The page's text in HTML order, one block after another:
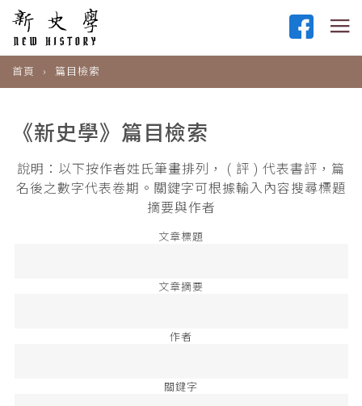
首頁 篇目檢索
《新史學》篇目檢索
說明：以下按作者姓氏筆畫排列， ( 評 ) 代表書評，篇
名後之數字代表卷期。關鍵字可根據輸入內容搜尋標題
摘要與作者
文章標題
文章摘要
作者
關鍵字